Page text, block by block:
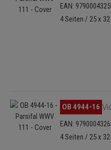
EAN:
4 Seiten / 25 x
Bildergalerie überspringen
OB 4944-16
EAN:
4 Seiten / 25 x